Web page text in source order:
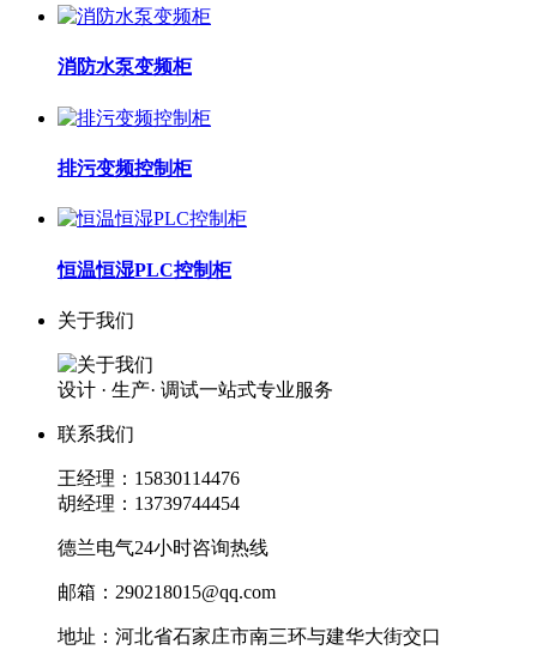
消防水泵变频柜
排污变频控制柜
恒温恒湿PLC控制柜
关于我们
设计 · 生产· 调试一站式专业服务
联系我们
王经理：15830114476
胡经理：13739744454
德兰电气24小时咨询热线
邮箱：290218015@qq.com
地址：河北省石家庄市南三环与建华大街交口